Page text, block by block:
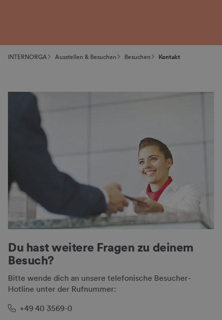
INTERNORGA Ausstellen & Besuchen Besuchen Kontakt
Du hast weitere Fragen zu deinem
Besuch?
Bitte wende dich an unsere telefonische Besucher-
Hotline unter der Rufnummer:
+49 40 3569-0